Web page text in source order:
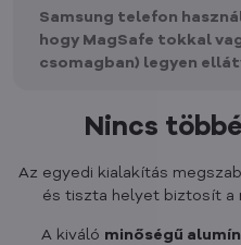
Samsung telefon
hogy MagSafe tokkal
csomagban) legyen
Nincs
Az egyedi kialakítás
és tiszta helyet biztosít a
A kiváló minőségű